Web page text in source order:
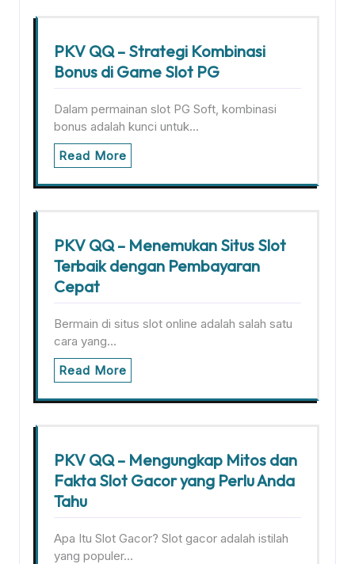
PKV QQ – Strategi Kombinasi
Bonus di Game Slot PG
Dalam permainan slot PG Soft, kombinasi
bonus adalah kunci untuk…
Read More
PKV QQ – Menemukan Situs Slot
Terbaik dengan Pembayaran
Cepat
Bermain di situs slot online adalah salah satu
cara yang…
Read More
PKV QQ – Mengungkap Mitos dan
Fakta Slot Gacor yang Perlu Anda
Tahu
Apa Itu Slot Gacor? Slot gacor adalah istilah
yang populer…